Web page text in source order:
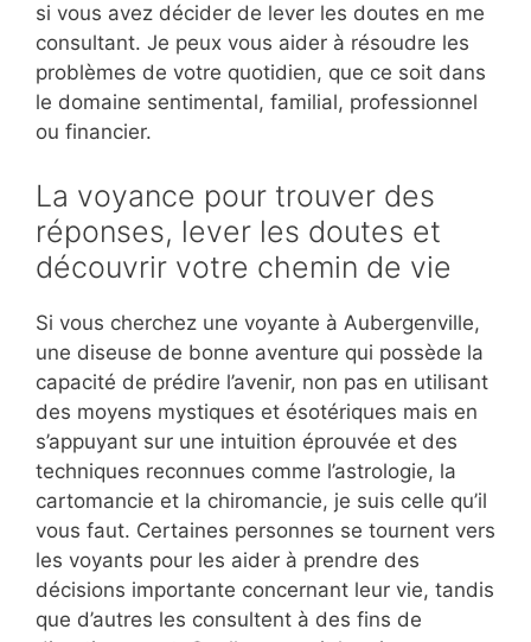
si vous avez décider de lever les doutes en me
consultant. Je peux vous aider à résoudre les
problèmes de votre quotidien, que ce soit dans
le domaine sentimental, familial, professionnel
ou financier.
La voyance pour trouver des
réponses, lever les doutes et
découvrir votre chemin de vie
Si vous cherchez une voyante à Aubergenville,
une diseuse de bonne aventure qui possède la
capacité de prédire l’avenir, non pas en utilisant
des moyens mystiques et ésotériques mais en
s’appuyant sur une intuition éprouvée et des
techniques reconnues comme l’astrologie, la
cartomancie et la chiromancie, je suis celle qu’il
vous faut. Certaines personnes se tournent vers
les voyants pour les aider à prendre des
décisions importante concernant leur vie, tandis
que d’autres les consultent à des fins de